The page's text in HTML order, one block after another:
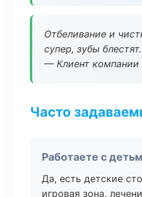
Отбеливание и
супер, зубы
— Клиент компании
Часто
Работаете с
Да, есть детские
игровая зона,